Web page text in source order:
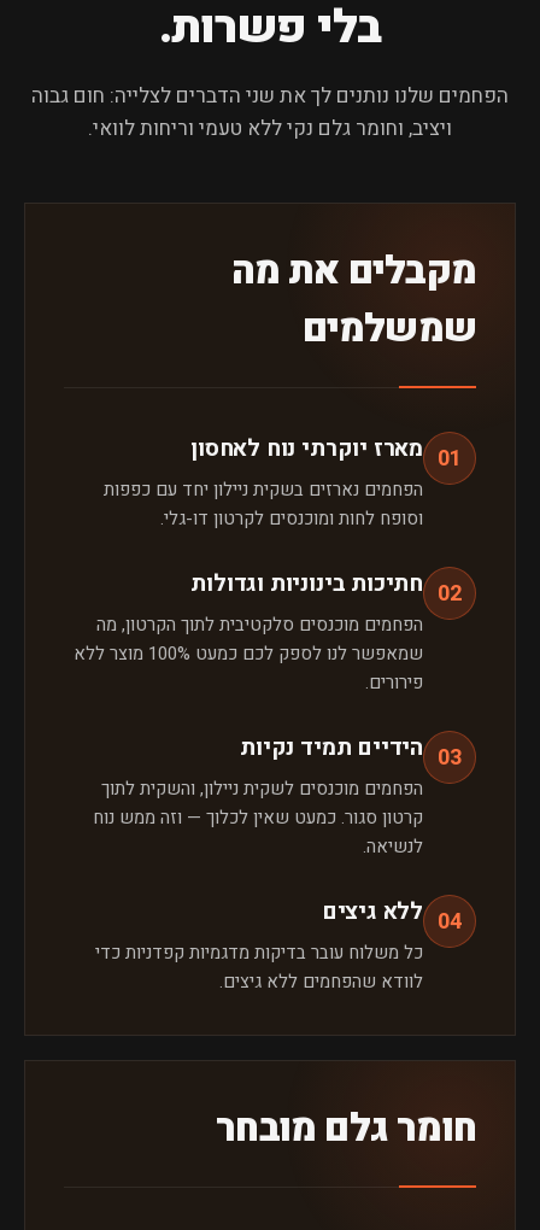
בלי פשרות.
הפחמים שלנו נותנים לך את שני הדברים לצלייה: חום גבוה
ויציב, וחומר גלם נקי ללא טעמי וריחות לוואי.
מקבלים את מה
שמשלמים
01 מארז יוקרתי נוח לאחסון
הפחמים נארזים בשקית ניילון יחד עם כפפות
וסופח לחות ומוכנסים לקרטון דו-גלי.
02 חתיכות בינוניות וגדולות
הפחמים מוכנסים סלקטיבית לתוך הקרטון, מה
שמאפשר לנו לספק לכם כמעט 100% מוצר ללא
פירורים.
03 הידיים תמיד נקיות
הפחמים מוכנסים לשקית ניילון, והשקית לתוך
קרטון סגור. כמעט שאין לכלוך — וזה ממש נוח
לנשיאה.
04 ללא גיצים
כל משלוח עובר בדיקות מדגמיות קפדניות כדי
לוודא שהפחמים ללא גיצים.
חומר גלם מובחר